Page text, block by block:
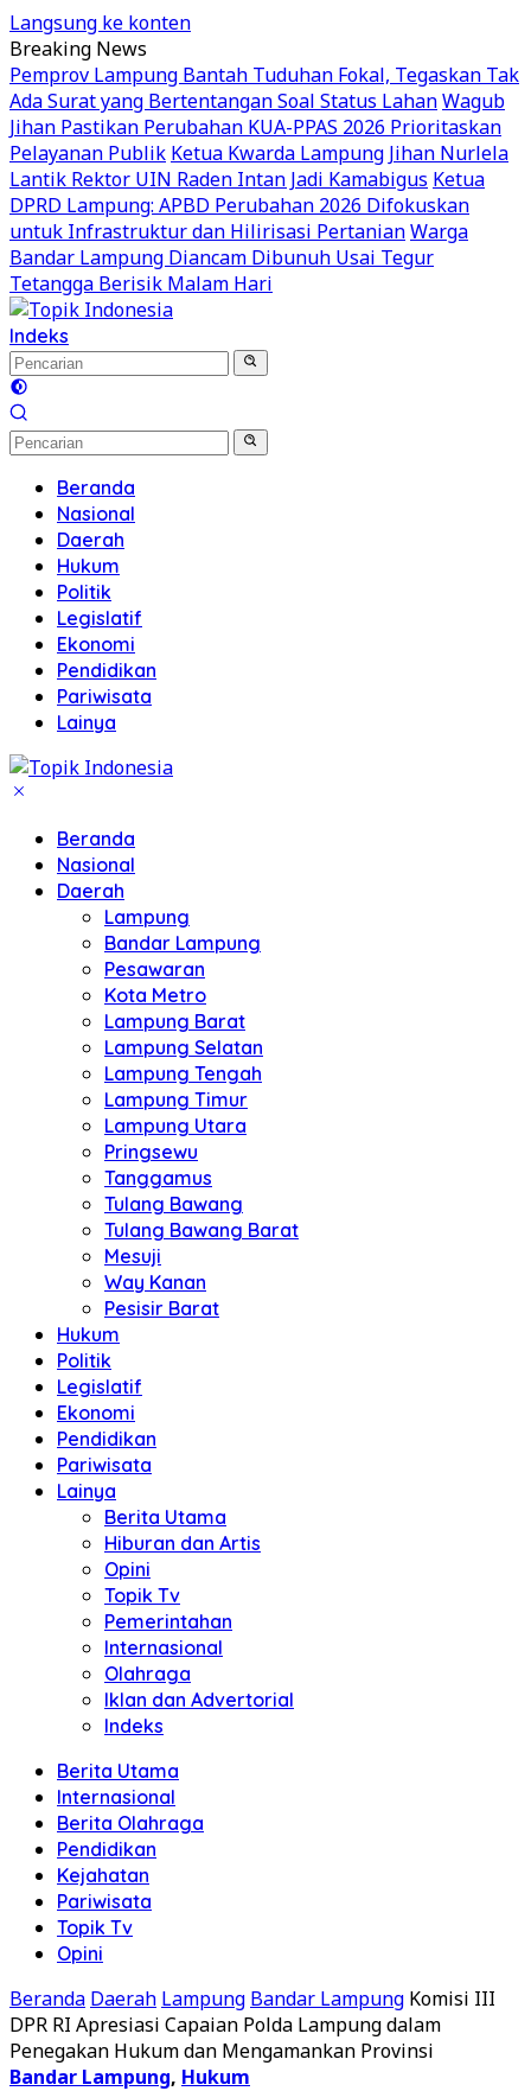
Langsung ke konten
Breaking News
Pemprov Lampung Bantah Tuduhan Fokal, Tegaskan Tak
Ada Surat yang Bertentangan Soal Status LahanWagub
Jihan Pastikan Perubahan KUA-PPAS 2026 Prioritaskan
Pelayanan Publik Ketua Kwarda Lampung Jihan Nurlela
Lantik Rektor UIN Raden Intan Jadi Kamabigus Ketua
DPRD Lampung: APBD Perubahan 2026 Difokuskan
untuk Infrastruktur dan Hilirisasi PertanianWarga
Bandar Lampung Diancam Dibunuh Usai Tegur
Tetangga Berisik Malam Hari
Indeks
Beranda
Nasional
Daerah
Hukum
Politik
Legislatif
Ekonomi
Pendidikan
Pariwisata
Lainya
Beranda
Nasional
Daerah
Lampung
Bandar Lampung
Pesawaran
Kota Metro
Lampung Barat
Lampung Selatan
Lampung Tengah
Lampung Timur
Lampung Utara
Pringsewu
Tanggamus
Tulang Bawang
Tulang Bawang Barat
Mesuji
Way Kanan
Pesisir Barat
Hukum
Politik
Legislatif
Ekonomi
Pendidikan
Pariwisata
Lainya
Berita Utama
Hiburan dan Artis
Opini
Topik Tv
Pemerintahan
Internasional
Olahraga
Iklan dan Advertorial
Indeks
Berita Utama
Internasional
Berita Olahraga
Pendidikan
Kejahatan
Pariwisata
Topik Tv
Opini
Beranda Daerah Lampung Bandar Lampung Komisi III
DPR RI Apresiasi Capaian Polda Lampung dalam
Penegakan Hukum dan Mengamankan Provinsi
Bandar Lampung, Hukum